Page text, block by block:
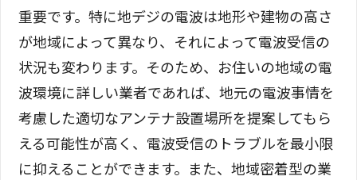
重要です。特に地デジの電波は地形や建物の高さ
が地域によって異なり、それによって電波受信の
状況も変わります。そのため、お住いの地域の電
波環境に詳しい業者であれば、地元の電波事情を
考慮した適切なアンテナ設置場所を提案してもら
える可能性が高く、電波受信のトラブルを最小限
に抑えることができます。また、地域密着型の業